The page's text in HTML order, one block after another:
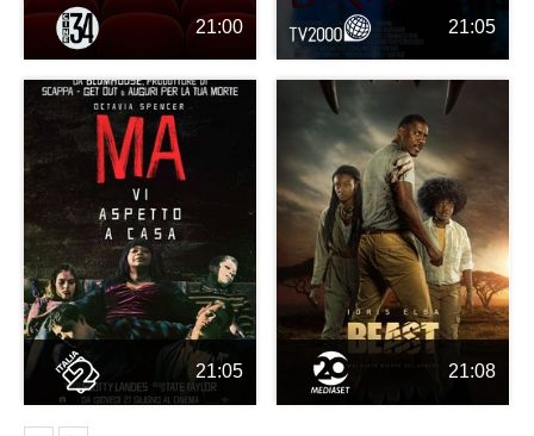
21:00 21:05
21:05 21:08